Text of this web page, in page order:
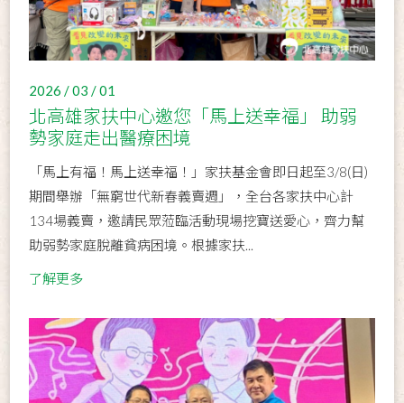
2026 / 03 / 01
北高雄家扶中心邀您「馬上送幸福」 助弱
勢家庭走出醫療困境
「馬上有福！馬上送幸福！」家扶基金會即日起至3/8(日)
期間舉辦「無窮世代新春義賣週」，全台各家扶中心計
134場義賣，邀請民眾蒞臨活動現場挖寶送愛心，齊力幫
助弱勢家庭脫離貧病困境。根據家扶...
了解更多